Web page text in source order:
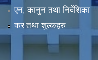
एन, कानुन तथा निर्देशिका
कर तथा शुल्कहरु